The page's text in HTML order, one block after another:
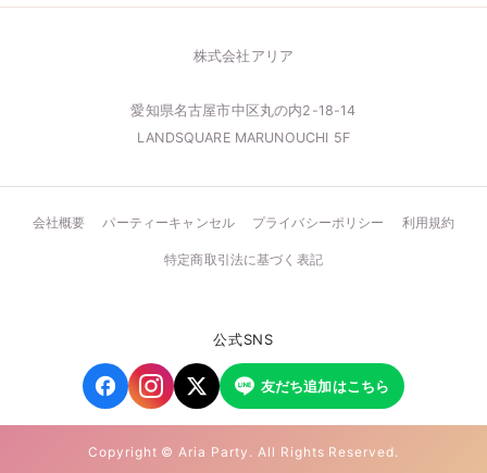
株式会社アリア
愛知県名古屋市中区丸の内2-18-14
LANDSQUARE MARUNOUCHI 5F
会社概要 パーティーキャンセル プライバシーポリシー 利用規約
特定商取引法に基づく表記
Copyright © Aria Party. All Rights Reserved.
公式SNS
友だち追加はこちら